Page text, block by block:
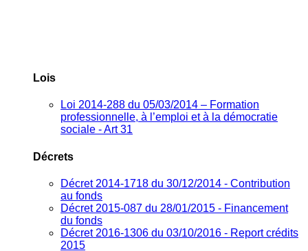
Lois
Loi 2014-288 du 05/03/2014 – Formation
professionnelle, à l’emploi et à la démocratie
sociale - Art 31
Décrets
Décret 2014-1718 du 30/12/2014 - Contribution
au fonds
Décret 2015-087 du 28/01/2015 - Financement
du fonds
Décret 2016-1306 du 03/10/2016 - Report crédits
2015